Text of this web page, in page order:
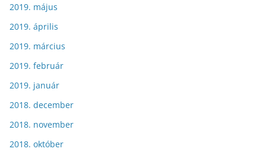
2019. május
2019. április
2019. március
2019. február
2019. január
2018. december
2018. november
2018. október